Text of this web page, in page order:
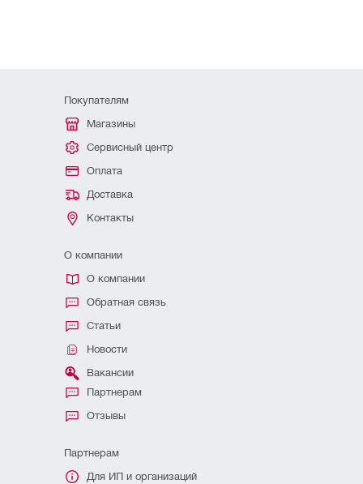
Покупателям
Магазины
Сервисный центр
Оплата
Доставка
Контакты
О компании
О компании
Обратная связь
Статьи
Новости
Вакансии
Партнерам
Отзывы
Партнерам
Для ИП и организаций